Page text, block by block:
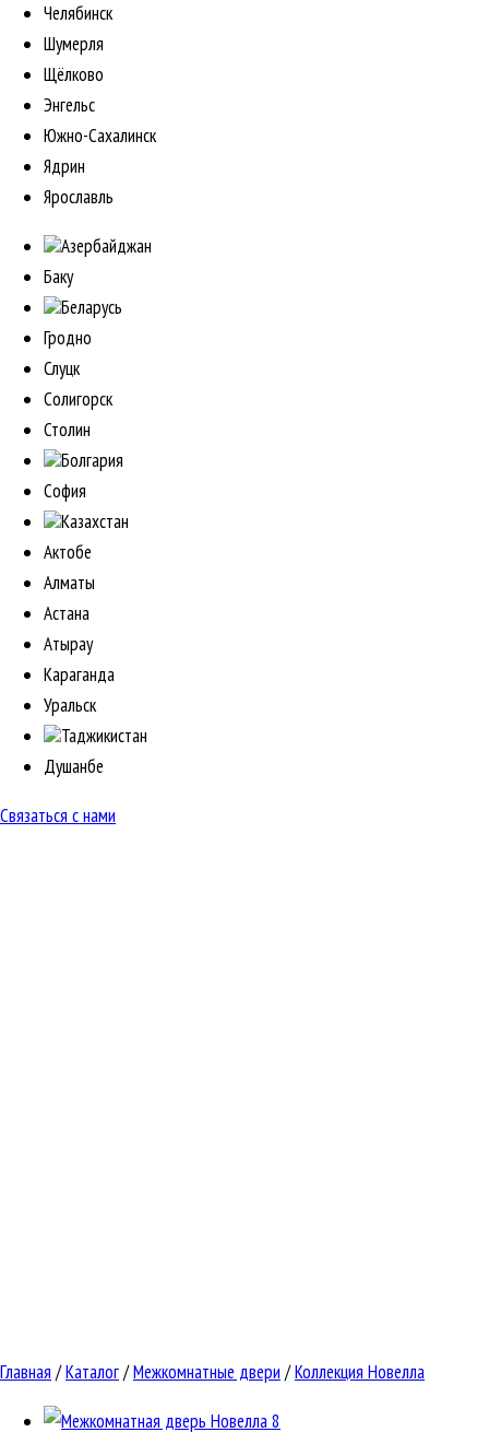
Челябинск
Шумерля
Щёлково
Энгельс
Южно-Сахалинск
Ядрин
Ярославль
Азербайджан
Баку
Беларусь
Гродно
Слуцк
Солигорск
Столин
Болгария
София
Казахстан
Актобе
Алматы
Астана
Атырау
Караганда
Уральск
Таджикистан
Душанбе
Связаться с нами
Главная /Каталог/Межкомнатные двери /Коллекция Новелла